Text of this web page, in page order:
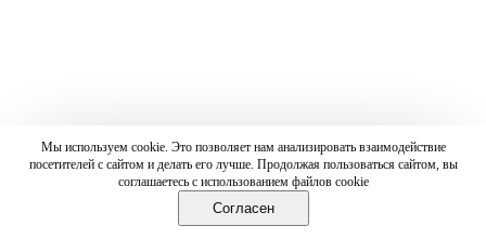
Мы используем cookie. Это позволяет нам анализировать взаимодействие
посетителей с сайтом и делать его лучше. Продолжая пользоваться сайтом, вы
соглашаетесь с использованием файлов cookie
Согласен